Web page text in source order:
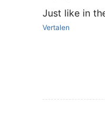
Just like in
Vertalen